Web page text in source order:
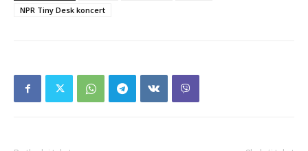
NPR Tiny Desk koncert